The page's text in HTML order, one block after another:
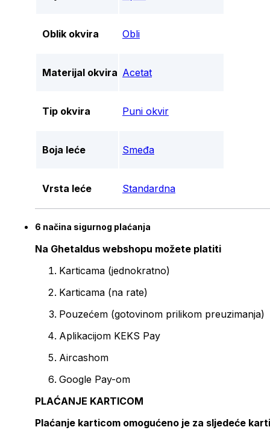
Oblik okvira Obli
Materijal okvira Acetat
Tip okvira Puni okvir
Boja leće Smeđa
Vrsta leće Standardna
6 načina sigurnog plaćanja
Na Ghetaldus webshopu možete platiti
Karticama (jednokratno)
Karticama (na rate)
Pouzećem (gotovinom prilikom preuzimanja)
Aplikacijom KEKS Pay
Aircashom
Google Pay-om
PLAĆANJE KARTICOM
Plaćanje karticom omogućeno je za sljedeće